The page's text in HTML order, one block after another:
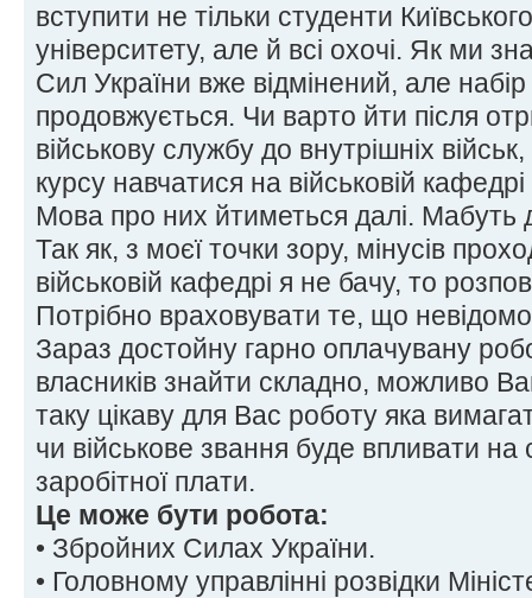
вступити не тільки студенти
університету, але й всі охочі. Як ми
Сил України вже відмінений, але набір
продовжується. Чи варто йти після
військову службу до внутрішніх
курсу навчатися на військовій
Мова про них йтиметься далі. Мабуть
Так як, з моєї точки зору, мінусів
військовій кафедрі я не бачу, то
Потрібно враховувати те, що
Зараз достойну гарно оплачувану
власників знайти складно, можливо
таку цікаву для Вас роботу яка
чи військове звання буде впливати на
заробітної плати.
Це може бути робота:
• Збройних Силах України.
• Головному управлінні розвідки